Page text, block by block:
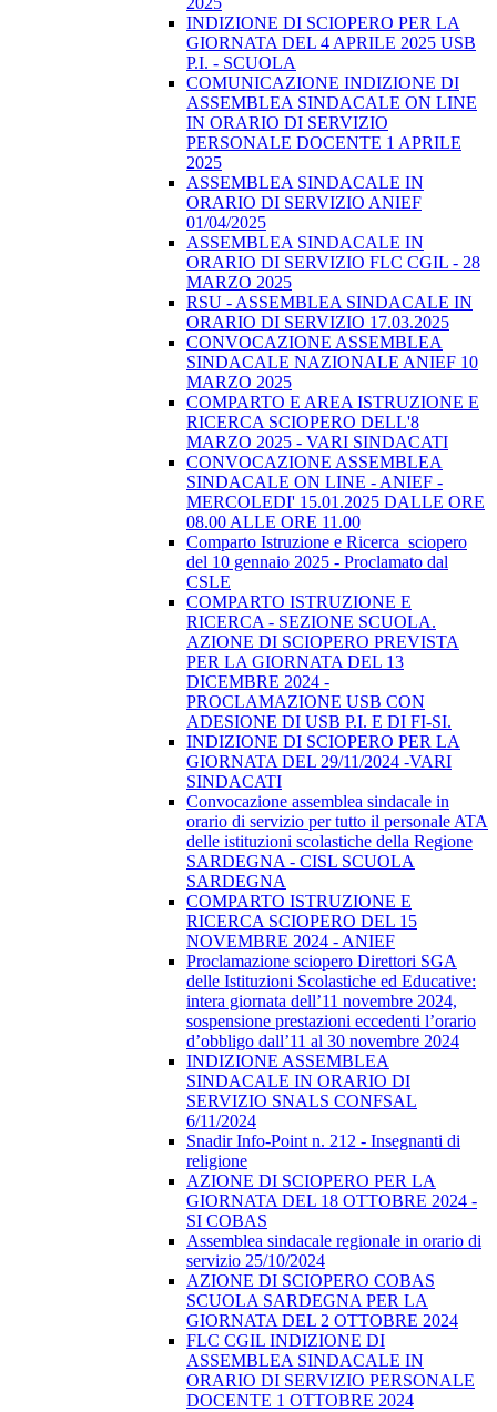
INDIZIONE DI SCIOPERO PER LA
GIORNATA DEL 4 APRILE 2025 USB
P.I. - SCUOLA
COMUNICAZIONE INDIZIONE DI
ASSEMBLEA SINDACALE ON LINE
IN ORARIO DI SERVIZIO
PERSONALE DOCENTE 1 APRILE
2025
ASSEMBLEA SINDACALE IN
ORARIO DI SERVIZIO ANIEF
01/04/2025
ASSEMBLEA SINDACALE IN
ORARIO DI SERVIZIO FLC CGIL - 28
MARZO 2025
RSU - ASSEMBLEA SINDACALE IN
ORARIO DI SERVIZIO 17.03.2025
CONVOCAZIONE ASSEMBLEA
SINDACALE NAZIONALE ANIEF 10
MARZO 2025
COMPARTO E AREA ISTRUZIONE E
RICERCA SCIOPERO DELL'8
MARZO 2025 - VARI SINDACATI
CONVOCAZIONE ASSEMBLEA
SINDACALE ON LINE - ANIEF -
MERCOLEDI' 15.01.2025 DALLE ORE
08.00 ALLE ORE 11.00
Comparto Istruzione e Ricerca_sciopero
del 10 gennaio 2025 - Proclamato dal
CSLE
COMPARTO ISTRUZIONE E
RICERCA - SEZIONE SCUOLA.
AZIONE DI SCIOPERO PREVISTA
PER LA GIORNATA DEL 13
DICEMBRE 2024 -
PROCLAMAZIONE USB CON
ADESIONE DI USB P.I. E DI FI-SI.
INDIZIONE DI SCIOPERO PER LA
GIORNATA DEL 29/11/2024 -VARI
SINDACATI
Convocazione assemblea sindacale in
orario di servizio per tutto il personale ATA
delle istituzioni scolastiche della Regione
SARDEGNA - CISL SCUOLA
SARDEGNA
COMPARTO ISTRUZIONE E
RICERCA SCIOPERO DEL 15
NOVEMBRE 2024 - ANIEF
Proclamazione sciopero Direttori SGA
delle Istituzioni Scolastiche ed Educative:
intera giornata dell’11 novembre 2024,
sospensione prestazioni eccedenti l’orario
d’obbligo dall’11 al 30 novembre 2024
INDIZIONE ASSEMBLEA
SINDACALE IN ORARIO DI
SERVIZIO SNALS CONFSAL
6/11/2024
Snadir Info-Point n. 212 - Insegnanti di
religione
AZIONE DI SCIOPERO PER LA
GIORNATA DEL 18 OTTOBRE 2024 -
SI COBAS
Assemblea sindacale regionale in orario di
servizio 25/10/2024
AZIONE DI SCIOPERO COBAS
SCUOLA SARDEGNA PER LA
GIORNATA DEL 2 OTTOBRE 2024
FLC CGIL INDIZIONE DI
ASSEMBLEA SINDACALE IN
ORARIO DI SERVIZIO PERSONALE
DOCENTE 1 OTTOBRE 2024